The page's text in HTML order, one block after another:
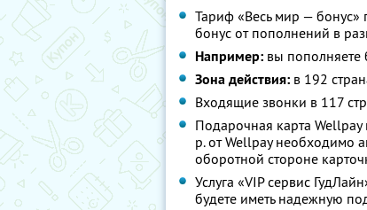
Тариф «Весь мир — бонус»
бонус от пополнений в
Например: вы пополняете
Зона действия: в 192
Входящие звонки в 117
Подарочная карта
р. от Wellpay необходимо
оборотной стороне
Услуга «VIP сервис
будете иметь надежную